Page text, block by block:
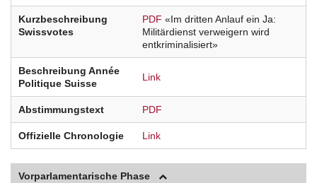
Kurzbeschreibung
Swissvotes
PDF «Im dritten Anlauf ein Ja:
Militärdienst verweigern wird
entkriminalisiert»
Beschreibung Année
Politique Suisse
Link
Abstimmungstext PDF
Offizielle Chronologie Link
Vorparlamentarische Phase